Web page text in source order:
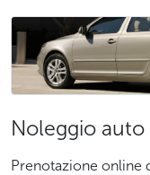
Noleggio auto
Prenotazione online